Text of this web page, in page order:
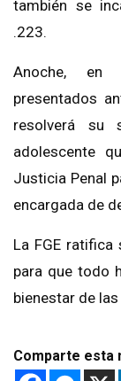
también se
.223.
Anoche, en
presentados
resolverá su
adolescente
Justicia Penal
encargada de
La FGE
para que todo
bienestar de
Comparte esta